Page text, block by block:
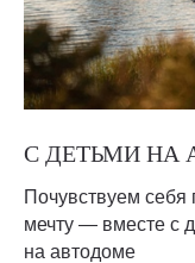
С ДЕТЬМИ НА
Почувствуем
мечту — вместе с
на автодоме